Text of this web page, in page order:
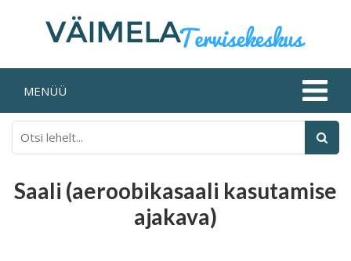
MENÜÜ
Saali (aeroobikasaali kasutamise
ajakava)